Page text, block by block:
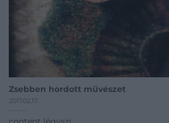
Zsebben hordott művészet
2017.02.17.
content légyszi